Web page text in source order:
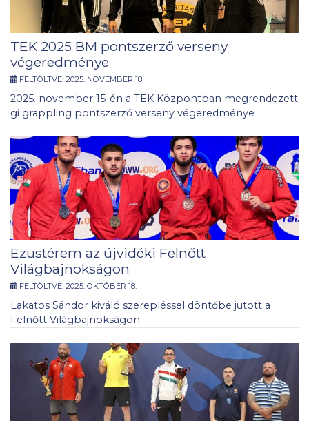
TEK 2025 BM pontszerző verseny
végeredménye
FELTÖLTVE: 2025. NOVEMBER 18.
2025. november 15-én a TEK Központban megrendezett
gi grappling pontszerző verseny végeredménye
Ezüstérem az újvidéki Felnőtt
Világbajnokságon
FELTÖLTVE: 2025. OKTÓBER 18.
Lakatos Sándor kiváló szerepléssel döntőbe jutott a
Felnőtt Világbajnokságon.